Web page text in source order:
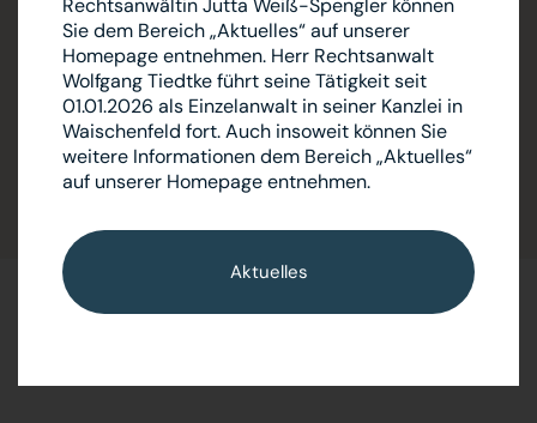
weiter empfehlen. Also wer einen Top-Anwalt braucht,
ist hier bestens bedient.“
D. D. auf Google
”Ich danke Ihnen allen für die Unterstützung. Sie haben
trotz der Corona-Zeit einen tollen Job gemacht."
M. M.zurück nächste
Sie dem Bereich „Aktuelles“ auf unserer
Homepage entnehmen. Herr Rechtsanwalt
Wolfgang Tiedtke führt seine Tätigkeit seit
01.01.2026 als Einzelanwalt in seiner Kanzlei in
Waischenfeld fort. Auch insoweit können Sie
weitere Informationen dem Bereich „Aktuelles“
auf unserer Homepage entnehmen.
Aktuelles